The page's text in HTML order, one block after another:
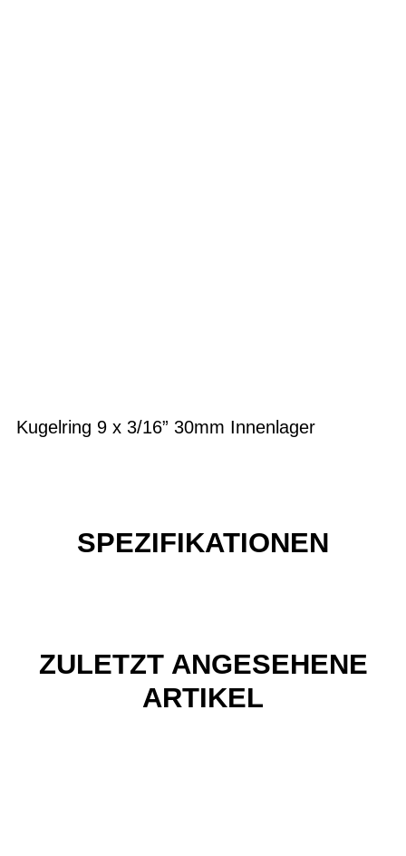
Kugelring 9 x 3/16” 30mm Innenlager
SPEZIFIKATIONEN
ZULETZT ANGESEHENE
ARTIKEL